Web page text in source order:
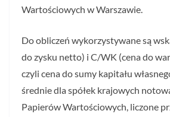
Wartościowych w Warszawie.
Do obliczeń wykorzystywane są
do zysku netto) i C/WK (cena do
czyli cena do sumy kapitału
średnie dla spółek krajowych
Papierów Wartościowych, liczone